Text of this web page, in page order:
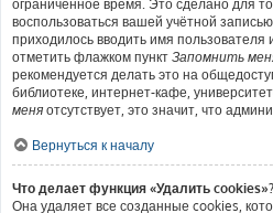
ограниченное время. Это сделано для
воспользоваться вашей учётной
приходилось вводить имя
отметить флажком пункт Запомнить
рекомендуется делать это на
библиотеке, интернет-кафе,
меня отсутствует, это значит, что
Вернуться к началу
Что делает функция «Удалить cookies»?
Она удаляет все созданные cookies,